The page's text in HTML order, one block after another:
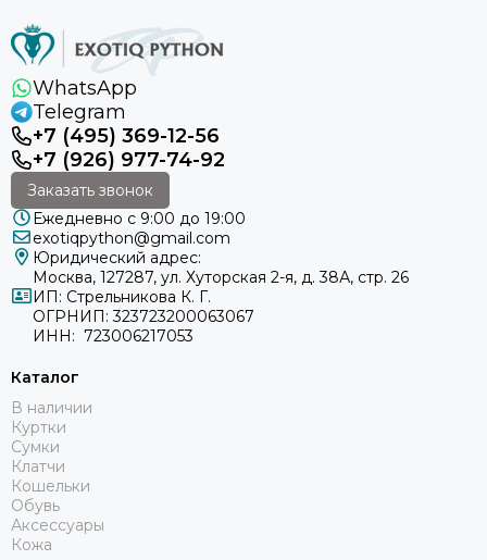
WhatsApp
Telegram
+7 (495) 369-12-56
+7 (926) 977-74-92
Заказать звонок
Ежедневно с 9:00 до 19:00
exotiqpython@gmail.com
Юридический адрес:
Москва, 127287, ул. Хуторская 2-я, д. 38А, стр. 26
ИП: Стрельникова К. Г.
ОГРНИП: 323723200063067
ИНН: 723006217053
Каталог
В наличии
Куртки
Сумки
Клатчи
Кошельки
Обувь
Аксессуары
Кожа